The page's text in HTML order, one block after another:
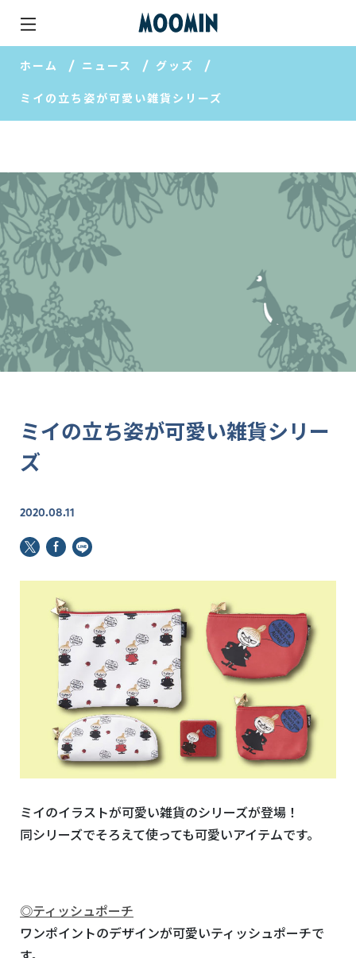
ホーム ニュース グッズ
ミイの立ち姿が可愛い雑貨シリーズ
ミイの立ち姿が可愛い雑貨シリー
ズ
2020.08.11
ミイのイラストが可愛い雑貨のシリーズが登場！
同シリーズでそろえて使っても可愛いアイテムです。
◎ティッシュポーチ
ワンポイントのデザインが可愛いティッシュポーチで